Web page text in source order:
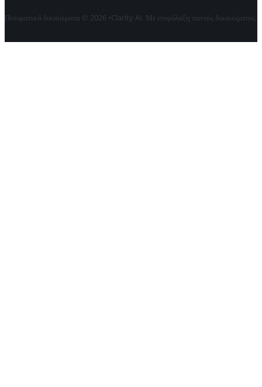
Πνευματικά δικαιώματα © 2026 •Clarity AI. Με επιφύλαξη παντός δικαιώματος.